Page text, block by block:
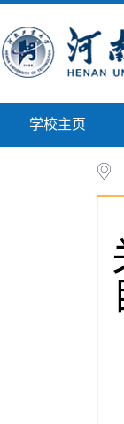
学校主页